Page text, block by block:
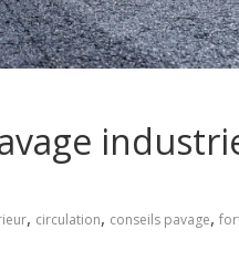
, circulation, conseils pavage,